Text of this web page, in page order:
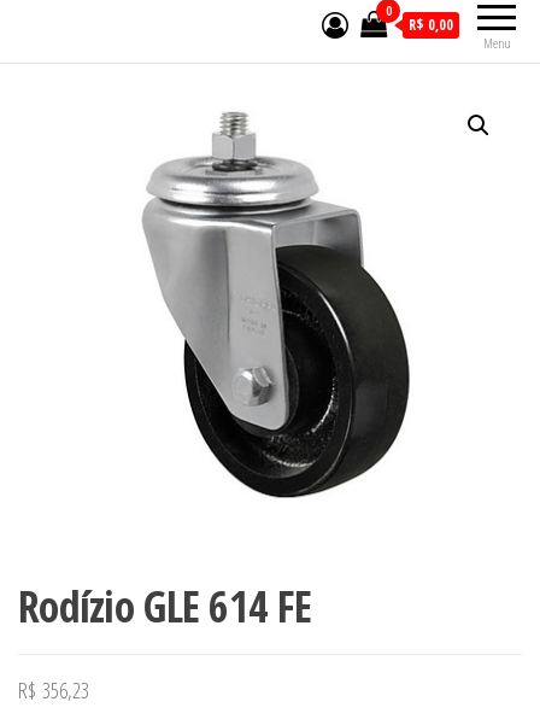
Menu
0
R$ 0,00
Rodízio GLE 614 FE
R$ 356,23